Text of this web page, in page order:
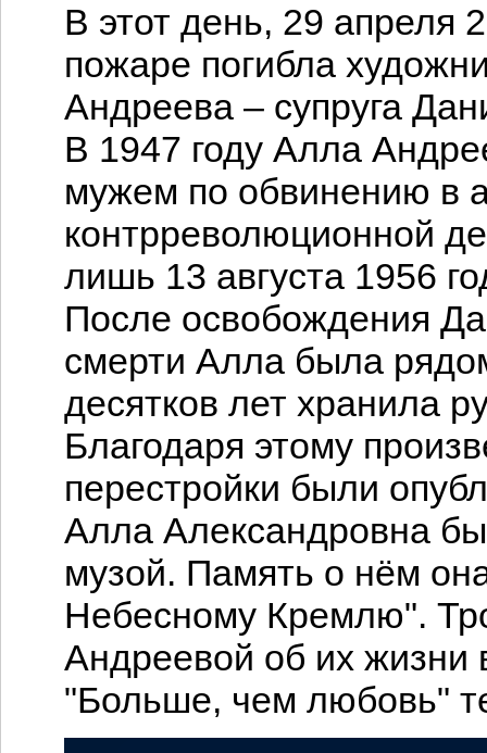
В этот день, 29 апреля
пожаре погибла
Андреева – супруга
В 1947 году Алла
мужем по обвинению в
контрреволюционной
лишь 13 августа 1956
После освобождения
смерти Алла была
десятков лет хранила
Благодаря этому
перестройки были
Алла Александровна
музой. Память о нём
Небесному Кремлю".
Андреевой об их жизни
"Больше, чем любовь"